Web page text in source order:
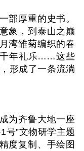
厚重的史书。
象，到泰山之巅
湾雏菊编织的春
千年礼乐……这些
形成了一条流淌
为齐鲁大地一座
号”文物研学主题
度复制、手绘图